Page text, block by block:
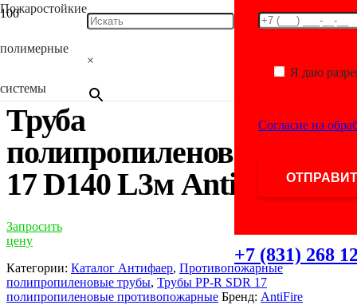
Пожаростойкие
полимерные
системы
×
Я даю
Согласие на
+7 (831) 268
Каталог/Противопожарные полипропиленовые
противопожарные
Труба
полипропиленовая SDR
17 D140 L3м AntiFire
Запросить
цену
Категории: Каталог Антифаер, Противопожарные
полипропиленовые трубы, Трубы PP-R SDR 17
полипропиленовые противопожарные Бренд: AntiFire